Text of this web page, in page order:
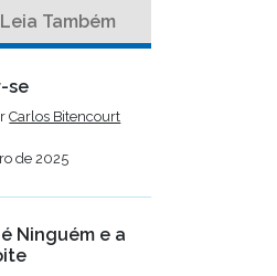
Leia Também
se
Carlos Bitencourt
de 2025
Ninguém e a